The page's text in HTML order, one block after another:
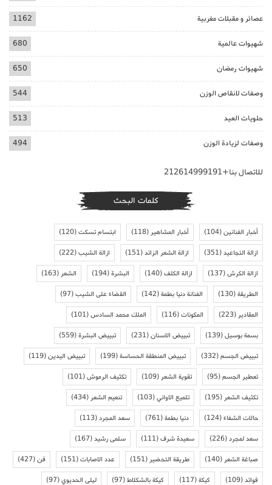
عصائر و مقبلات مغربية 1162
شهيوات عالمية 680
شهيوات رمضان 650
وصفات لانقاص الوزن 544
حلويات العيد 513
وصفات لزيادة الوزن 494
للاتصال بنا+212614999191
كلمات البحث
أخبار الفنانين(104) أخبار المشاهير(118) ابتسام تسكت(120)
ازالة التجاعيد(351) ازالة الشعر الزائد(151) ازالة الشيب(222)
ازالة الكرش(137) ازالة الكلف(140) البشرة(194) الشعر(163)
الطريقة(130) الفنانة دنيا بطمة(142) القضاء على الشيب(97)
المقادير(223) المكونات(116) الملك محمد السادس(101)
بسمة بوسيل(139) تبييض الاسنان(231) تبييض البشرة(559)
تبييض الجسم(332) تبييض المنطقة الحساسة(199) تبييض اليدين(119)
تعطير الجسم(95) تقوية الشعر(109) تكثيف الرموش(101)
تكثيف الشعر(195) تلميع الاواني(103) تنعيم الشعر(434)
حالات الشفاء(124) دنيا بطمة(761) سعد المجرد(113)
سعد لمجرد(226) سعيدة شرف(111) سلمى رشيد(167)
صباغة الشعر(140) طريقة التحضير(151) عدد الاصابات(151) فن(427)
فوائد(109) كيكة(117) كيكة بالشكلاط(97) ليلى الحديوي(97)